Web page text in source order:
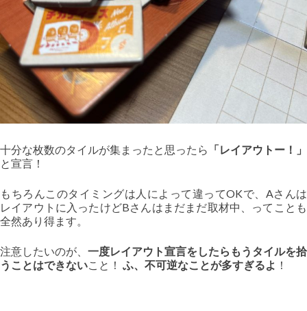
十分な枚数のタイルが集まったと思ったら 「レイアウトー！」
と宣言！
もちろんこのタイミングは人によって違ってOKで、Aさんは
レイアウトに入ったけどBさんはまだまだ取材中、ってことも
全然あり得ます。
注意したいのが、 一度レイアウト宣言をしたらもうタイルを拾
うことはできないこと！ ふ、不可逆なことが多すぎるよ ！